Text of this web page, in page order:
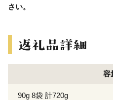
さい。
容
90g 8袋 計720g